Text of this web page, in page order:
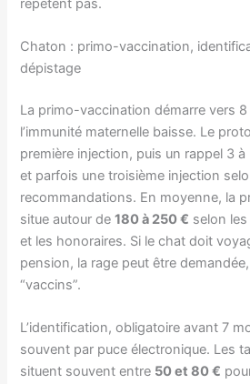
Chaton : primo-vaccination,
dépistage
La primo-vaccination démarre vers
l’immunité maternelle baisse. Le
première injection, puis un rappel 3
et parfois une troisième injection
recommandations. En moyenne, la
situe autour de180 à 250 € selon
et les honoraires. Si le chat doit
pension, la rage peut être
“vaccins”.
L’identification, obligatoire avant 7
souvent par puce électronique. Les
situent souvent entre 50 et 80 €